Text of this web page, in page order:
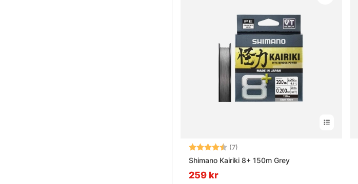
Betyg: (7)
Shimano Kairiki 8+ 150m Grey
259 kr